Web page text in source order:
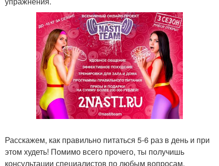
Расскажем, как правильно питаться 5-6 раз в день и при
этом худеть! Помимо всего прочего, ты получишь
консультации специалистов по любым вопросам,